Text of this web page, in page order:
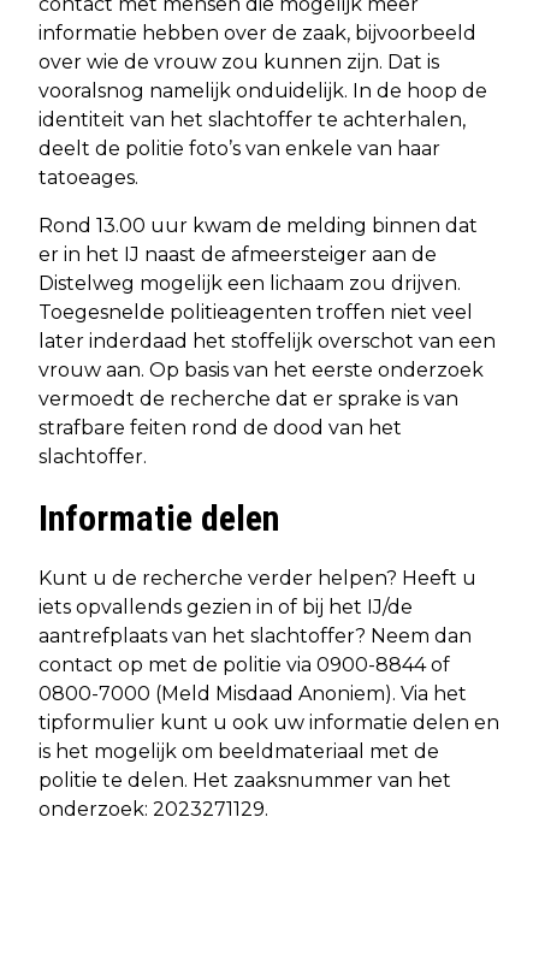
informatie hebben over de zaak, bijvoorbeeld
over wie de vrouw zou kunnen zijn. Dat is
vooralsnog namelijk onduidelijk. In de hoop de
identiteit van het slachtoffer te achterhalen,
deelt de politie foto’s van enkele van haar
tatoeages.
Rond 13.00 uur kwam de melding binnen dat
er in het IJ naast de afmeersteiger aan de
Distelweg mogelijk een lichaam zou drijven.
Toegesnelde politieagenten troffen niet veel
later inderdaad het stoffelijk overschot van een
vrouw aan. Op basis van het eerste onderzoek
vermoedt de recherche dat er sprake is van
strafbare feiten rond de dood van het
slachtoffer.
Informatie delen
Kunt u de recherche verder helpen? Heeft u
iets opvallends gezien in of bij het IJ/de
aantrefplaats van het slachtoffer? Neem dan
contact op met de politie via 0900-8844 of
0800-7000 (Meld Misdaad Anoniem). Via het
tipformulier kunt u ook uw informatie delen en
is het mogelijk om beeldmateriaal met de
politie te delen. Het zaaksnummer van het
onderzoek: 2023271129.